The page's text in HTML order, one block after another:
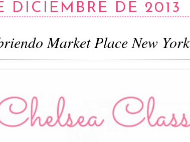
DICIEMBRE DE 2013
Market Place New York